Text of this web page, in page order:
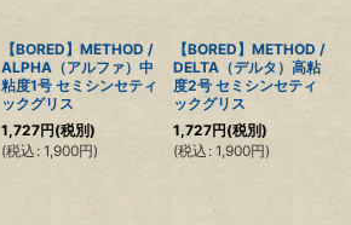
【BORED】METHOD /
ALPHA（アルファ）中
粘度1号 セミシンセティ
ックグリス
1,727円(税別)
(税込 : 1,900円)
【BORED】METHOD /
DELTA（デルタ）高粘
度2号 セミシンセティ
ックグリス
1,727円(税別)
(税込 : 1,900円)